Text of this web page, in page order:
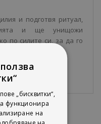
и подготвя ритуал,
и ще унищожи
по силите си, за да го
„бисквитки“,
функционира
на